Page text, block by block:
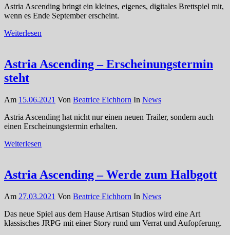
Astria Ascending bringt ein kleines, eigenes, digitales Brettspiel mit,
wenn es Ende September erscheint.
Weiterlesen
Astria Ascending – Erscheinungstermin
steht
Am 15.06.2021 Von Beatrice Eichhorn In News
Astria Ascending hat nicht nur einen neuen Trailer, sondern auch
einen Erscheinungstermin erhalten.
Weiterlesen
Astria Ascending – Werde zum Halbgott
Am 27.03.2021 Von Beatrice Eichhorn In News
Das neue Spiel aus dem Hause Artisan Studios wird eine Art
klassisches JRPG mit einer Story rund um Verrat und Aufopferung.